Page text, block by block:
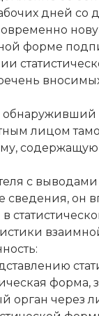
дней со
форме
лицом
с
сведения, он
в
орган через